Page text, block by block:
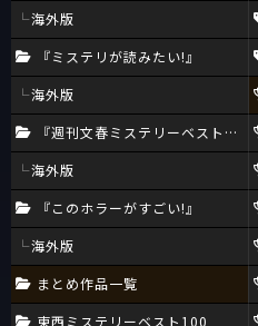
海外版
『ミステリが読みたい!』
海外版
『週刊文春ミステリーベスト10』
海外版
『このホラーがすごい!』
海外版
まとめ作品一覧
東西ミステリーベスト100